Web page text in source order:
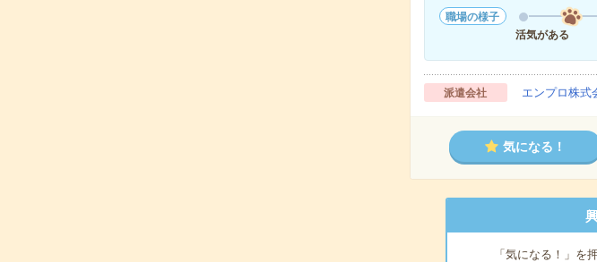
職場の様子
活気がある
派遣会社 エンプロ株式
気になる！
「気になる！」を